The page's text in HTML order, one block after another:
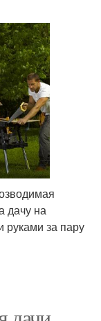
дачу на
руками за пару